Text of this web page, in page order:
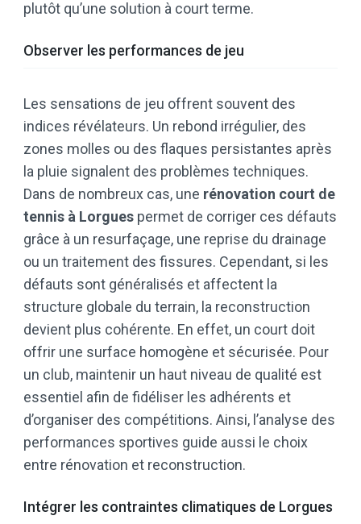
plutôt qu’une solution à court terme.
Observer les performances de jeu
Les sensations de jeu offrent souvent des
indices révélateurs. Un rebond irrégulier, des
zones molles ou des flaques persistantes après
la pluie signalent des problèmes techniques.
Dans de nombreux cas, une rénovation court de
tennis à Lorgues permet de corriger ces défauts
grâce à un resurfaçage, une reprise du drainage
ou un traitement des fissures. Cependant, si les
défauts sont généralisés et affectent la
structure globale du terrain, la reconstruction
devient plus cohérente. En effet, un court doit
offrir une surface homogène et sécurisée. Pour
un club, maintenir un haut niveau de qualité est
essentiel afin de fidéliser les adhérents et
d’organiser des compétitions. Ainsi, l’analyse des
performances sportives guide aussi le choix
entre rénovation et reconstruction.
Intégrer les contraintes climatiques de Lorgues